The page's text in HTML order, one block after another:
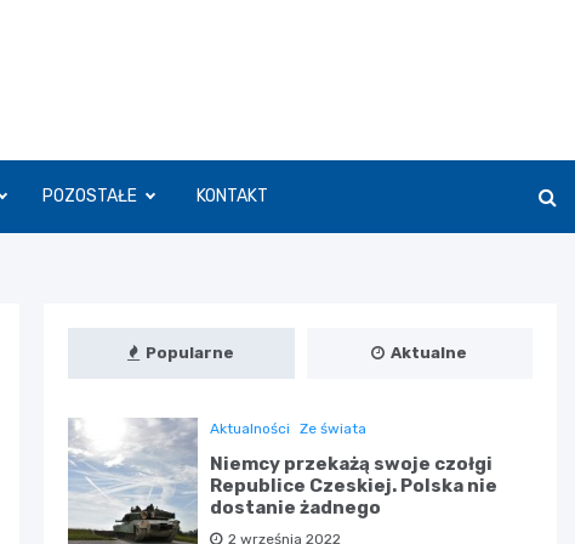
POZOSTAŁE KONTAKT
Popularne Aktualne
Aktualności Ze świata
Niemcy przekażą swoje czołgi
Republice Czeskiej. Polska nie
dostanie żadnego
2 września 2022